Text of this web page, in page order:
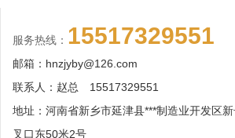
服务热线： 15517329551
邮箱：hnzjyby@126.com
联系人：赵总 15517329551
地址：河南省新乡市延津县***制造业开发区
叉口东50米2号